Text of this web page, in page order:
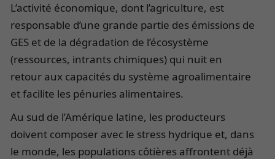
L’activité économique, dont l’agriculture, est
responsable d’une grande partie des émissions de
GES et de la dégradation de l’écosystème
(ressources, intrants chimiques) qui nuit en
retour aux capacités du système agroalimentaire
et facilite les pénuries alimentaires.
Au sud de l’Amérique latine, les producteurs
doivent composer avec le stress hydrique et, dans
le monde, les populations côtières affrontent déjà